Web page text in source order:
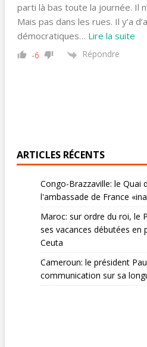
parti là bas toute la journée. Il
Mais pas dans les rues. Il y’a
démocratiques… Lire la suite
-6 Répondre
ARTICLES RÉCENTS
Congo-Brazzaville: le Quai
l'ambassade de France
Maroc: sur ordre du roi, le
ses vacances débutées en
Ceuta
Cameroun: le président
communication sur sa